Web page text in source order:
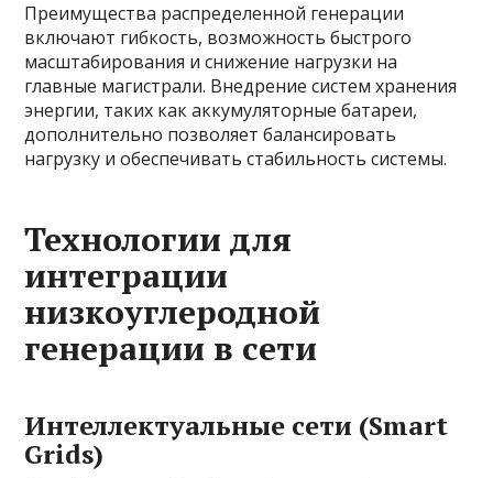
Преимущества распределенной генерации
включают гибкость, возможность быстрого
масштабирования и снижение нагрузки на
главные магистрали. Внедрение систем хранения
энергии, таких как аккумуляторные батареи,
дополнительно позволяет балансировать
нагрузку и обеспечивать стабильность системы.
Технологии для
интеграции
низкоуглеродной
генерации в сети
Интеллектуальные сети (Smart
Grids)